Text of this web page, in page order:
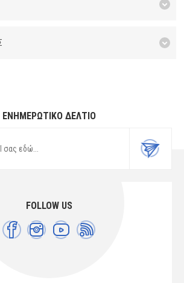
ΕΝΗΜΕΡΩΤΙΚΌ ΔΕΛΤΊΟ
FOLLOW US